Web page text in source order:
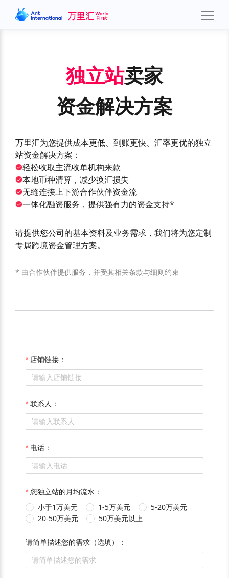
独立站卖家
资金解决方案
万里汇为您提供成本更低、到账更快、汇率更优的独立
站资金解决方案：
轻松收取主流收单机构来款
本地币种清算，减少换汇损失
无缝连接上下游合作伙伴资金流
一体化融资服务，提供强有力的资金支持*
请提供您公司的基本资料及业务需求，我们将为您定制
专属跨境资金管理方案。
* 由合作伙伴提供服务，并受其相关条款与细则约束
店铺链接：
联系人：
电话：
您独立站的月均流水：
小于1万美元
1-5万美元
5-20万美元
20-50万美元
50万美元以上
请简单描述您的需求（选填）：